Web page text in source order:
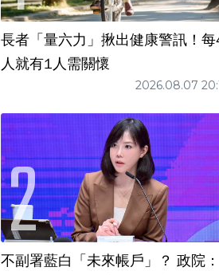
長者「量六力」揪出健康警訊！
人就有1人需關懷
2026.08.07
不副署藍白「未來帳戶」？ 政院：